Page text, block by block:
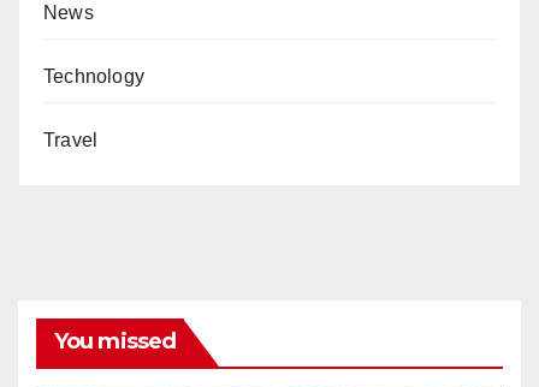
News
Technology
Travel
You missed